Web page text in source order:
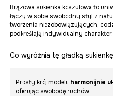
Brązowa sukienka koszulowa to
łączy w sobie swobodny styl z
tworzenia niezobowiązujących,
podkreślają indywidualny charakter.
Co wyróżnia tę gładką
Prosty krój modelu harmonijnie
oferując swobodę ruchów.